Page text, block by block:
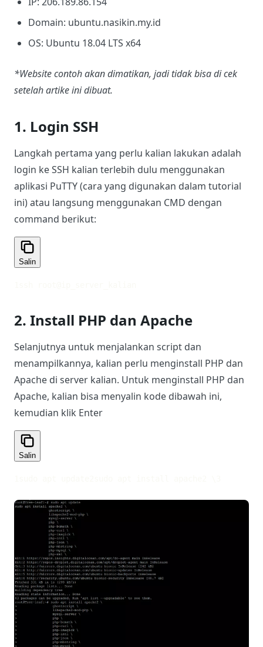
Domain: ubuntu.nasikin.my.id
OS: Ubuntu 18.04 LTS x64
*Website contoh akan dimatikan, jadi tidak bisa di cek
setelah artike ini dibuat.
1. Login SSH
Langkah pertama yang perlu kalian lakukan adalah
login ke SSH kalian terlebih dulu menggunakan
aplikasi PuTTY (cara yang digunakan dalam tutorial
ini) atau langsung menggunakan CMD dengan
command berikut:
Salin
2. Install PHP dan Apache
Selanjutnya untuk menjalankan script dan
menampilkannya, kalian perlu menginstall PHP dan
Apache di server kalian. Untuk menginstall PHP dan
Apache, kalian bisa menyalin kode dibawah ini,
kemudian klik Enter
Salin